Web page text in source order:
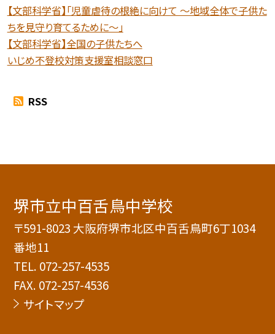
【文部科学省】「児童虐待の根絶に向けて 〜地域全体で子供た
ちを見守り育てるために〜」
【文部科学省】全国の子供たちへ
いじめ不登校対策支援室相談窓口
RSS
堺市立中百舌鳥中学校
〒591-8023 大阪府堺市北区中百舌鳥町6丁1034
番地11
TEL. 072-257-4535
FAX. 072-257-4536
サイトマップ